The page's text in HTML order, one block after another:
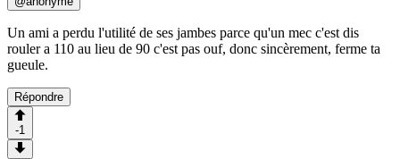
Un ami a perdu l'utilité de ses jambes parce qu'un mec c'est dis
rouler a 110 au lieu de 90 c'est pas ouf, donc sincèrement, ferme ta
gueule.
Répondre
-1